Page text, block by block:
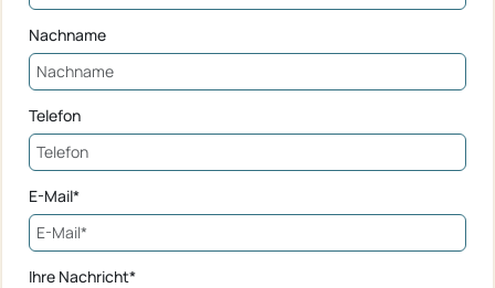
Nachname
Telefon
E-Mail*
Ihre Nachricht*